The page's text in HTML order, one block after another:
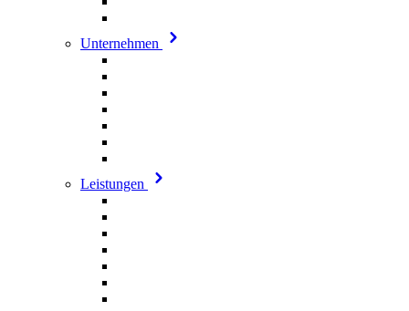
Unternehmen
Leistungen